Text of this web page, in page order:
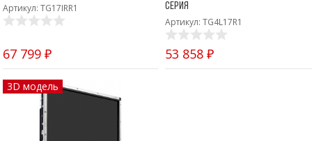
Артикул: TG17IRR1
67 799 ₽
серия
Артикул: TG4L17R1
53 858 ₽
3D модель